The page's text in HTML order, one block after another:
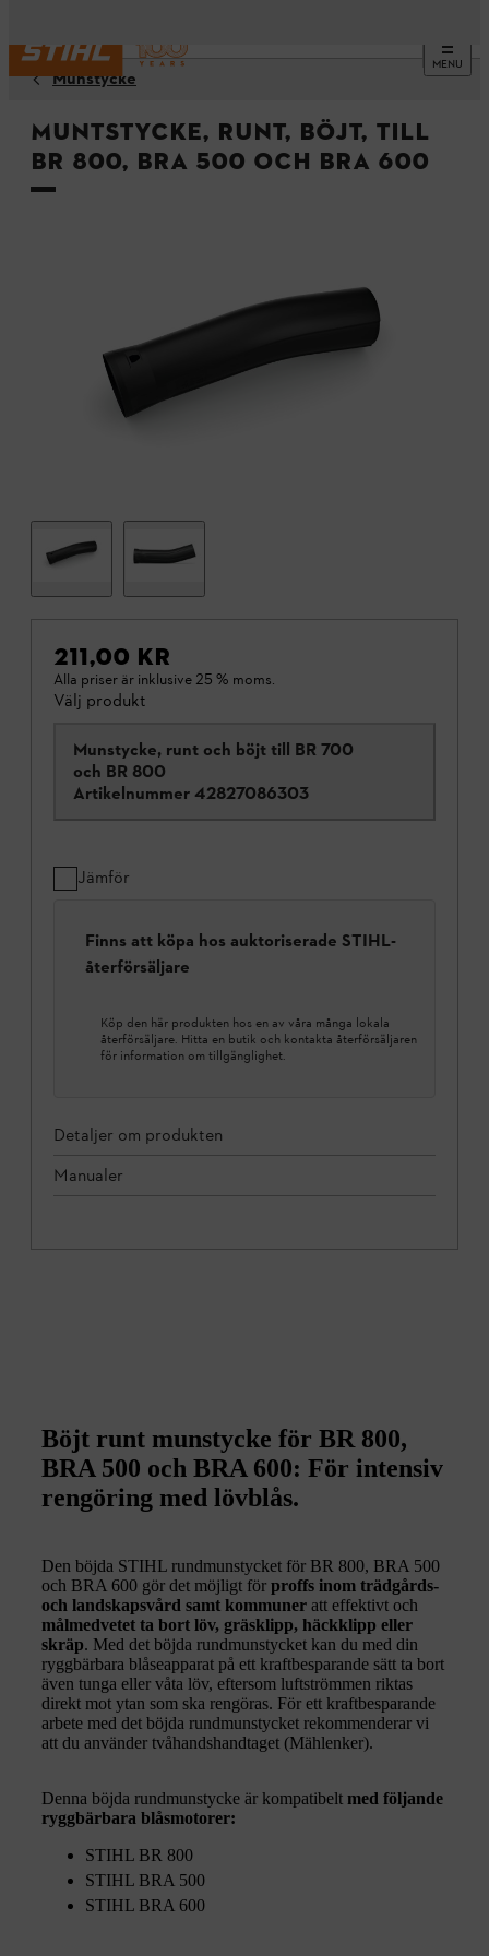
MENU
Munstycke
Muntstycke, runt, böjt, till
BR 800, BRA 500 och BRA 600
211,00 KR
Alla priser är inklusive 25 % moms.
Välj produkt
Munstycke, runt och böjt till BR 700
och BR 800
Artikelnummer 42827086303
Jämför
Finns att köpa hos auktoriserade STIHL-
återförsäljare
Köp den här produkten hos en av våra många lokala
återförsäljare. Hitta en butik och kontakta återförsäljaren
för information om tillgänglighet.
Detaljer om produkten
Manualer
Böjt runt munstycke för BR 800,
BRA 500 och BRA 600: För intensiv
rengöring med lövblås.
Den böjda STIHL rundmunstycket för BR 800, BRA 500
och BRA 600 gör det möjligt för proffs inom trädgårds-
och landskapsvård samt kommuner att effektivt och
målmedvetet ta bort löv, gräsklipp, häckklipp eller
skräp. Med det böjda rundmunstycket kan du med din
ryggbärbara blåseapparat på ett kraftbesparande sätt ta bort
även tunga eller våta löv, eftersom luftströmmen riktas
direkt mot ytan som ska rengöras. För ett kraftbesparande
arbete med det böjda rundmunstycket rekommenderar vi
att du använder tvåhandshandtaget (Mählenker).
Denna böjda rundmunstycke är kompatibelt med följande
ryggbärbara blåsmotorer:
STIHL BR 800
STIHL BRA 500
STIHL BRA 600